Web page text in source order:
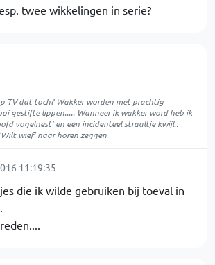
twee wikkelingen in serie?
TV dat toch? Wakker worden met prachtig
gestifte lippen..... Wanneer ik wakker word heb ik
vogelnest' en een incidenteel straaltje kwijl..
wief' naar horen zeggen
11:19:35
die ik wilde gebruiken bij toeval in